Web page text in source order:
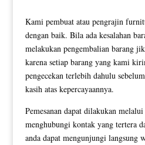
Kami pembuat atau pengrajin
dengan baik. Bila ada kesalahan
melakukan pengembalian barang
karena setiap barang yang kami
pengecekan terlebih dahulu
kasih atas kepercayaannya.
Pemesanan dapat dilakukan
menghubungi kontak yang tertera
anda dapat mengunjungi langsung